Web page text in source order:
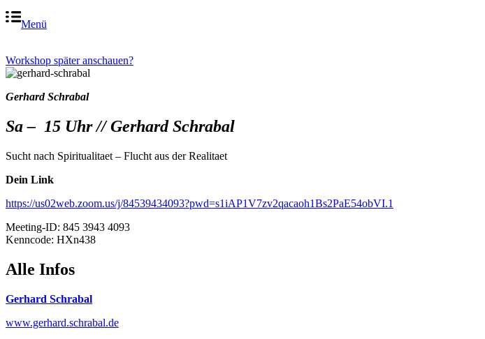
Menü
Workshop später anschauen?
Gerhard Schrabal
Sa – 15 Uhr // Gerhard Schrabal
Sucht nach Spiritualitaet – Flucht aus der Realitaet
Dein Link
https://us02web.zoom.us/j/84539434093?pwd=s1iAP1V7zv2qacaoh1Bs2PaE54obVI.1
Meeting-ID: 845 3943 4093
Kenncode: HXn438
Alle Infos
Gerhard Schrabal
www.gerhard.schrabal.de